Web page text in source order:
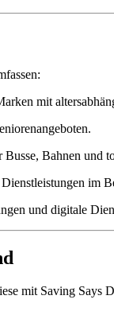
mit
Busse, Bahnen und
im
und digitale
mit Saving Says